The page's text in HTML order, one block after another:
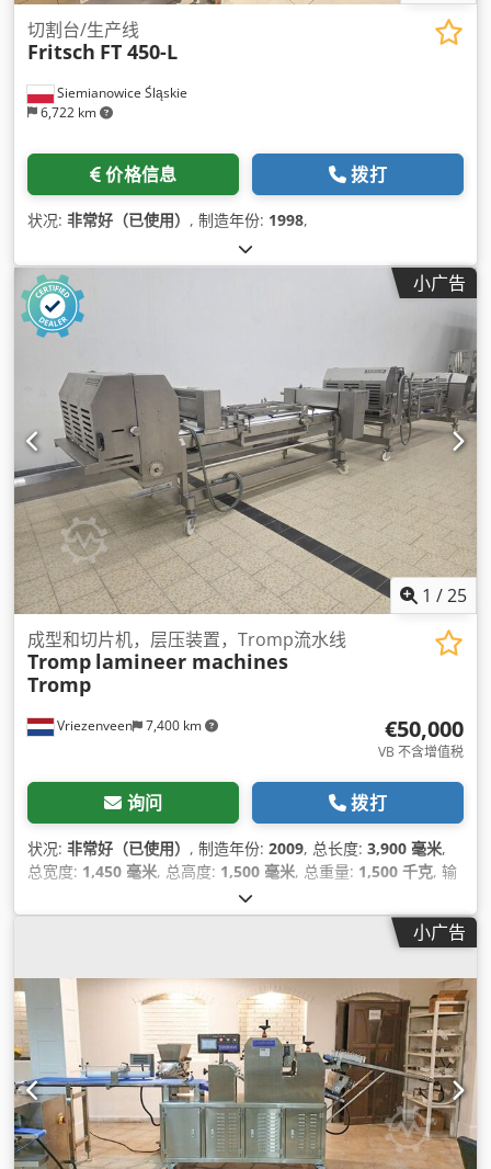
Siemianowice Śląskie
6,722 km
切割台/生产线
Fritsch FT 450-L
价格信息 拨打
状况: 非常好（已使用） , 制造年份: 1998,
小广告
1 /25
Vriezenveen 7,400 km
成型和切片机，层压装置，Tromp流水线
Tromp lamineer machines
Tromp
€50,000
VB 不含增值税
询问 拨打
状况: 非常好（已使用） , 制造年份: 2009, 总长度: 3,900 毫米,
总宽度: 1,450 毫米, 总高度: 1,500 毫米, 总重量: 1,500 千克, 输
400 V
铭牌可用,
小广告